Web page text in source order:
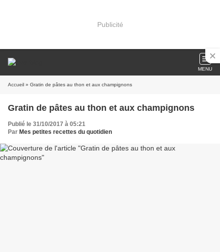
Publicité
MENU
Accueil » Gratin de pâtes au thon et aux champignons
Gratin de pâtes au thon et aux champignons
Publié le 31/10/2017 à 05:21
Par Mes petites recettes du quotidien